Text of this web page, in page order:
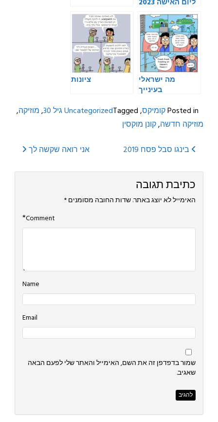
ליום האישה 2023
מה ישראלי
בעינייך
ציונות
Posted inקומיקס,
UncategorizedTagged גיל 30 ,מוזיקה,
מוזיקה חדשה,קונן מוקסין
Post
navigation
בינגו סבל פסח 2019 אני רואה שקשה לך
כתיבת תגובה
האימייל לא יוצג באתר.שדות החובה מסומנים*
Comment
*
Name
Email
שמור בדפדפן זה את השם, האימייל והאתר שלי לפעם הבאה
שאגיב.